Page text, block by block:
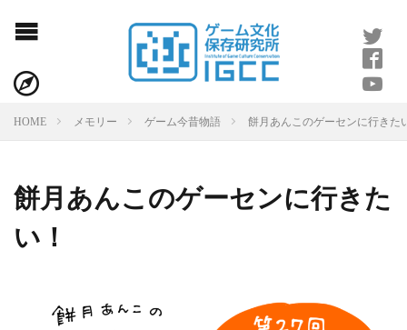
HOME メモリー ゲーム今昔物語 餅月あんこのゲーセンに行きた
餅月あんこのゲーセンに行きた
い！